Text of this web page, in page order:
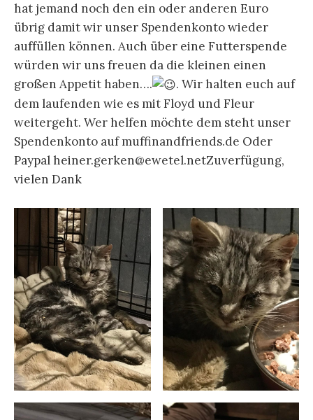
hat jemand noch den ein oder anderen Euro
übrig damit wir unser Spendenkonto wieder
auffüllen können. Auch über eine Futterspende
würden wir uns freuen da die kleinen einen
großen Appetit haben….
. Wir halten euch auf
dem laufenden wie es mit Floyd und Fleur
weitergeht. Wer helfen möchte dem steht unser
Spendenkonto auf muffinandfriends.de Oder
Paypal heiner.gerken@ewetel.netZuverfügung,
vielen Dank